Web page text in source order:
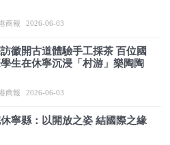
商報 2026-06-03
徽開古道體驗手工採茶 百位國
學生在休寧沉浸「村游」樂陶陶
商報 2026-06-03
寧縣：以開放之姿 結國際之緣